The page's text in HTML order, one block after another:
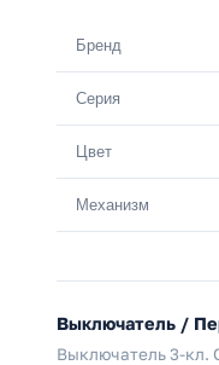
Бренд
Серия
Цвет
Механизм
Выключатель /
Выключатель 3-кл.